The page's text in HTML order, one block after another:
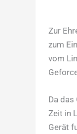
Zur
zum
vom
Da
Zeit in
Gerät